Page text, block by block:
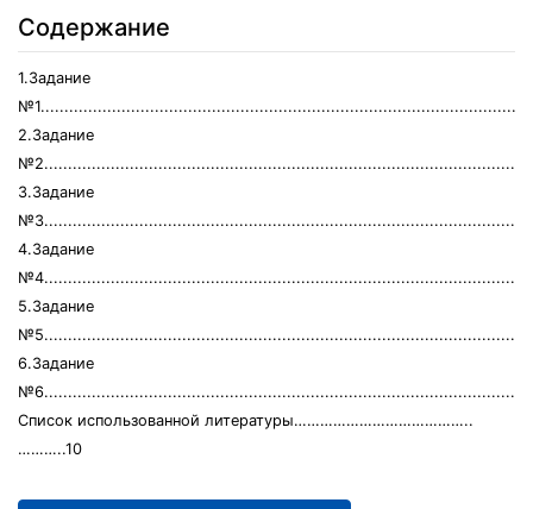
Содержание
1.Задание
2.Задание
3.Задание
4.Задание
5.Задание
6.Задание
Список использованной литературы…………………………………..
………..10